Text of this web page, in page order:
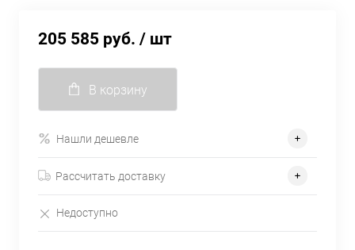
205 585 руб. / шт
В корзину
Нашли дешевле
Рассчитать доставку
Недоступно